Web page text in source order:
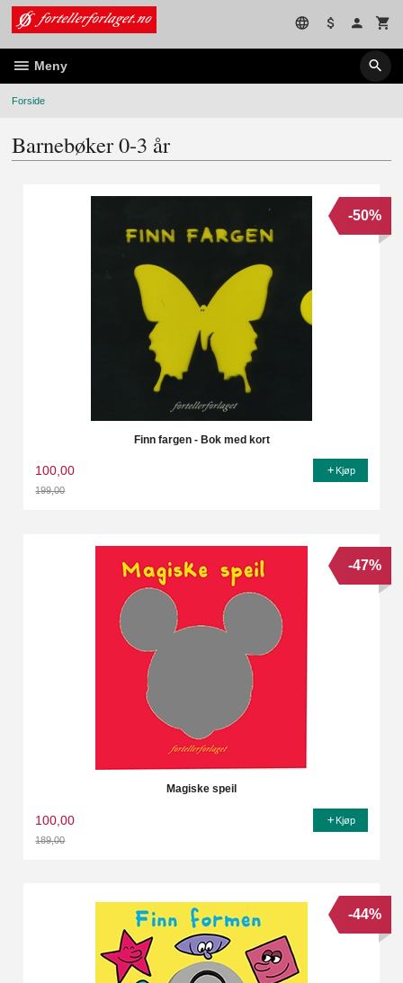
Gå
innholdet
Meny
Forside
Barnebøker 0-3 år
Finn fargen - Bok med kort
100,00
199,00
-50%
Kjøp
Magiske speil
100,00
189,00
-47%
Kjøp
-44%